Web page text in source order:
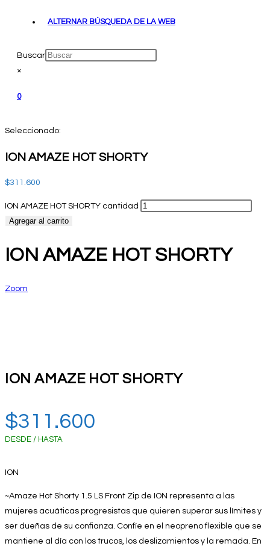
ALTERNAR BÚSQUEDA DE LA WEB
Buscar
×
0
Seleccionado:
ION AMAZE HOT SHORTY
$311.600
ION AMAZE HOT SHORTY cantidad
Agregar al carrito
ION AMAZE HOT SHORTY
Zoom
ION AMAZE HOT SHORTY
$311.600
DESDE / HASTA
ION
~Amaze Hot Shorty 1.5 LS Front Zip de ION representa a las
mujeres acuáticas progresistas que quieren superar sus límites y
ser dueñas de su confianza. Confíe en el neopreno flexible que se
mantiene al día con los trucos, los deslizamientos y la remada. En